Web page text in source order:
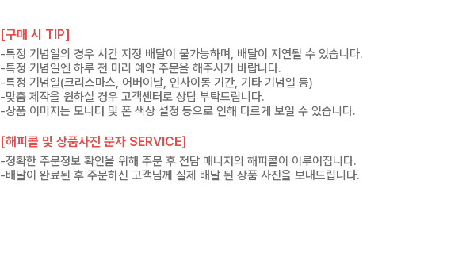
[구매 시 TIP]
-특정 기념일의 경우 시간 지정 배달이 불가능하며, 배달이 지연될 수 있습니다.
-특정 기념일엔 하루 전 미리 예약 주문을 해주시기 바랍니다.
-특정 기념일(크리스마스, 어버이날, 인사이동 기간, 기타 기념일 등)
-맞춤 제작을 원하실 경우 고객센터로 상담 부탁드립니다.
-상품 이미지는 모니터 및 폰 색상 설정 등으로 인해 다르게 보일 수 있습니다.
[해피콜 및 상품사진 문자 SERVICE]
-정확한 주문정보 확인을 위해 주문 후 전담 매니저의 해피콜이 이루어집니다.
-배달이 완료된 후 주문하신 고객님께 실제 배달 된 상품 사진을 보내드립니다.